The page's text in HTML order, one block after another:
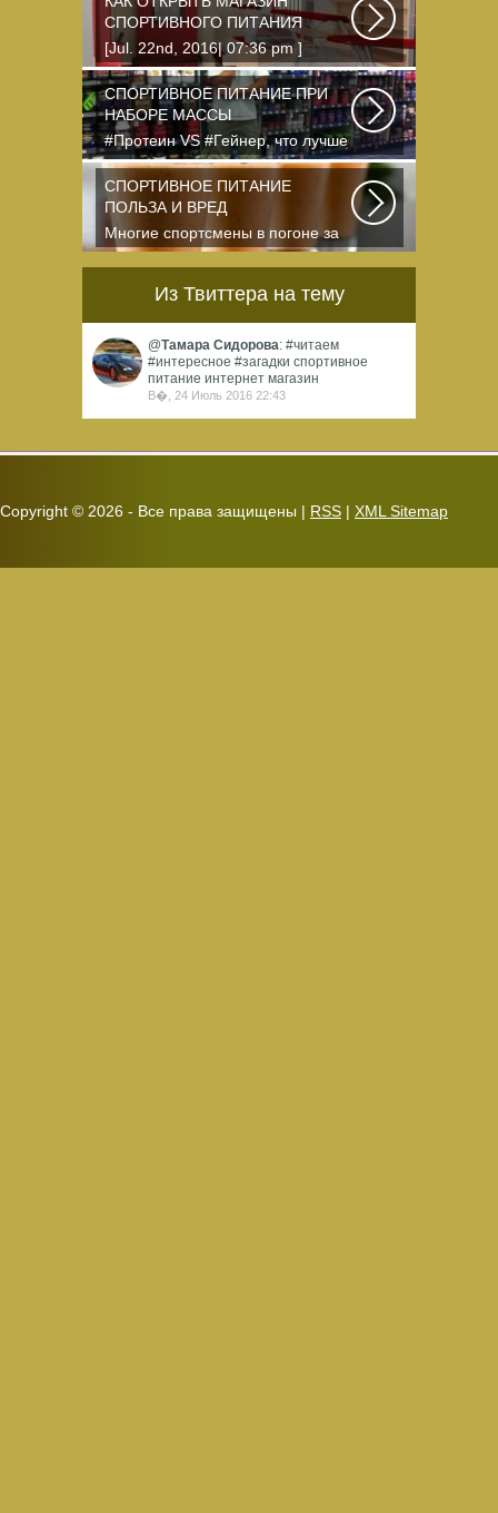
СПОРТИВНОГО ПИТАНИЯ
[Jul. 22nd, 2016| 07:36 pm ]
dkphoto Что-то я окончательно
перевел ведение...
СПОРТИВНОЕ ПИТАНИЕ ПРИ
НАБОРЕ МАССЫ
#Протеин VS #Гейнер, что лучше
для набора массы? Очень часто
начинающие...
СПОРТИВНОЕ ПИТАНИЕ
ПОЛЬЗА И ВРЕД
Многие спортсмены в погоне за
спортивными результатами в
Из Твиттера на тему
@Тамара Сидорова: #читаем
#интересное #загадки спортивное
питание интернет магазин
В�, 24 Июль 2016 22:43
Copyright © 2026 - Все права защищены | RSS | XML Sitemap